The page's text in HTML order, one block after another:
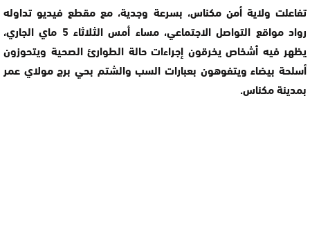
تفاعلت ولاية أمن مكناس، بسرعة وجدية، مع مقطع فيديو تداوله
رواد مواقع التواصل الاجتماعي، مساء أمس الثلاثاء 5 ماي الجاري،
يظهر فيه أشخاص يخرقون إجراءات حالة الطوارئ الصحية ويتحوزون
أسلحة بيضاء ويتفوهون بعبارات السب والشتم بحي برج مولاي عمر
بمدينة مكناس.